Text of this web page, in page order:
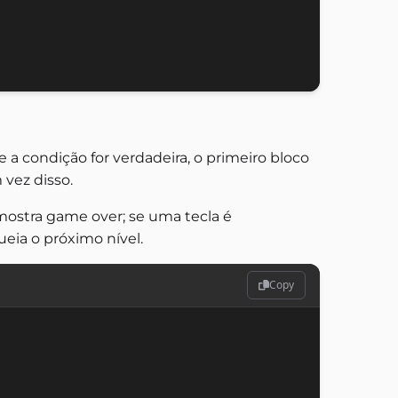
condição for verdadeira, o primeiro bloco
disso.
game over; se uma tecla é
o próximo nível.
Copy